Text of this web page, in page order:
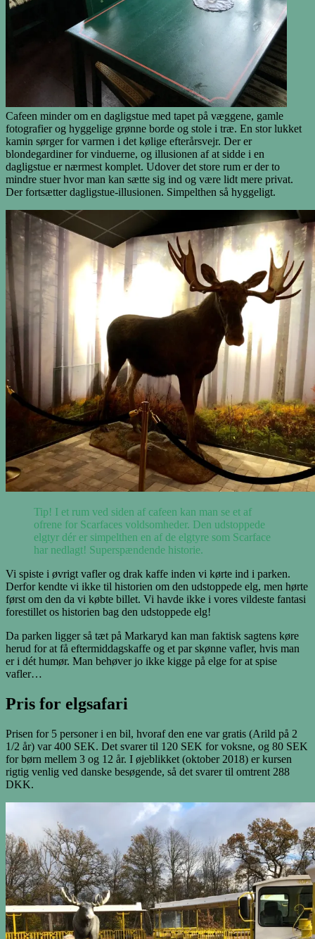
Cafeen minder om en dagligstue med tapet på væggene, gamle
fotografier og hyggelige grønne borde og stole i træ. En stor lukket
kamin sørger for varmen i det kølige efterårsvejr. Der er
blondegardiner for vinduerne, og illusionen af at sidde i en
dagligstue er nærmest komplet. Udover det store rum er der to
mindre stuer hvor man kan sætte sig ind og være lidt mere privat.
Der fortsætter dagligstue-illusionen. Simpelthen så hyggeligt.
Tip! I et rum ved siden af cafeen kan man se et af
ofrene for Scarfaces voldsomheder. Den udstoppede
elgtyr dér er simpelthen en af de elgtyre som Scarface
har nedlagt! Superspændende historie.
Vi spiste i øvrigt vafler og drak kaffe inden vi kørte ind i parken.
Derfor kendte vi ikke til historien om den udstoppede elg, men hørte
først om den da vi købte billet. Vi havde ikke i vores vildeste fantasi
forestillet os historien bag den udstoppede elg!
Da parken ligger så tæt på Markaryd kan man faktisk sagtens køre
herud for at få eftermiddagskaffe og et par skønne vafler, hvis man
er i dét humør. Man behøver jo ikke kigge på elge for at spise
vafler…
Pris for elgsafari
Prisen for 5 personer i en bil, hvoraf den ene var gratis (Arild på 2
1/2 år) var 400 SEK. Det svarer til 120 SEK for voksne, og 80 SEK
for børn mellem 3 og 12 år. I øjeblikket (oktober 2018) er kursen
rigtig venlig ved danske besøgende, så det svarer til omtrent 288
DKK.